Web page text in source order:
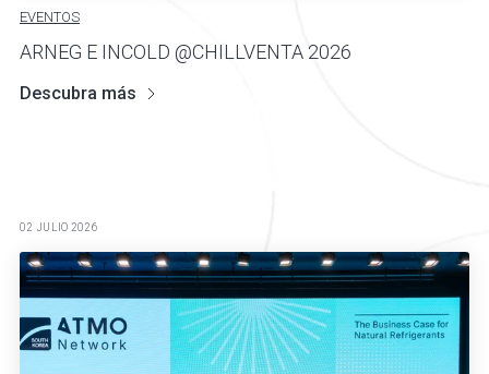
EVENTOS
ARNEG E INCOLD @CHILLVENTA 2026
Descubra más
02 JULIO 2026